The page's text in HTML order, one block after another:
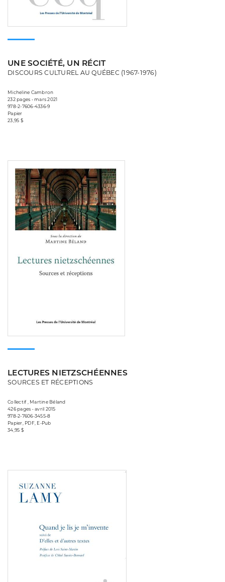
UNE SOCIÉTÉ, UN RÉCIT
DISCOURS CULTUREL AU QUÉBEC (1967-1976)
Micheline Cambron
232 pages • mars 2021
978-2-7606-4336-9
Papier
23,95 $
LECTURES NIETZSCHÉENNES
SOURCES ET RÉCEPTIONS
Collectif , Martine Béland
426 pages • avril 2015
978-2-7606-3455-8
Papier, PDF, E-Pub
34,95 $